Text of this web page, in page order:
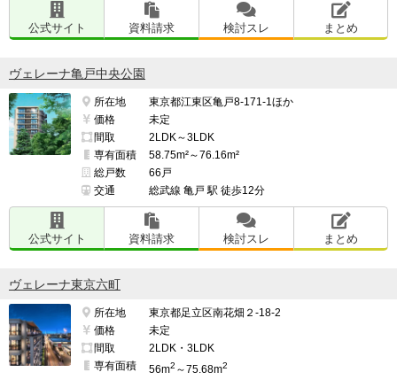
公式サイト 資料請求 検討スレ まとめ
ヴェレーナ亀戸中央公園
所在地
東京都江東区亀戸8-171-1ほか
価格
未定
間取
2LDK～3LDK
専有面積
58.75m²～76.16m²
総戸数
66戸
交通
総武線 亀戸 駅 徒歩12分
公式サイト 資料請求 検討スレ まとめ
ヴェレーナ東京六町
所在地
東京都足立区南花畑２-18-2
価格
未定
間取
2LDK・3LDK
専有面積
56m2 ～75.68m2